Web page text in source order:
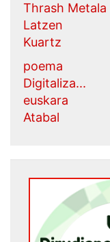
Thrash Metala
Latzen
Kuartz
poema
Digitaliza...
euskara
Atabal